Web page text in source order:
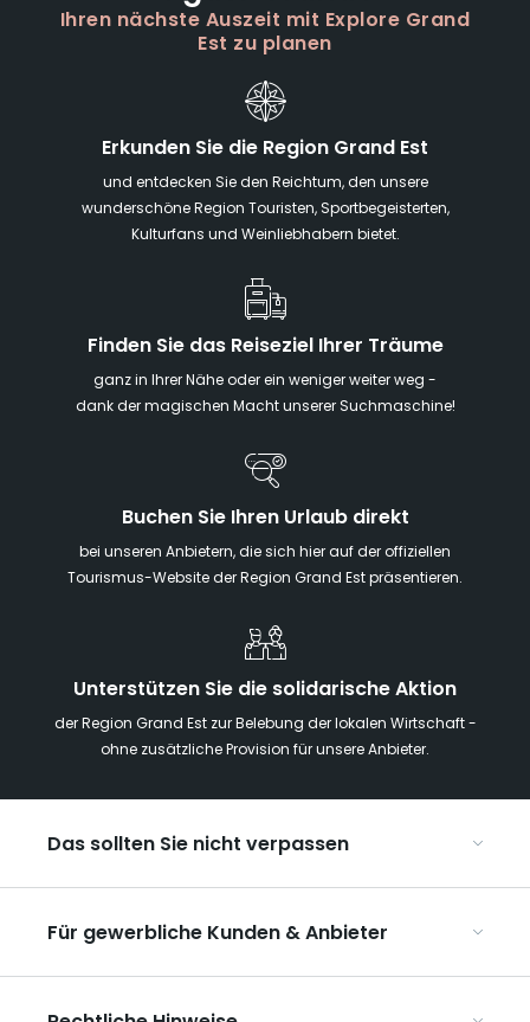
Ihren nächste Auszeit mit Explore Grand
Est zu planen
Erkunden Sie die Region Grand Est
und entdecken Sie den Reichtum, den unsere
wunderschöne Region Touristen, Sportbegeisterten,
Kulturfans und Weinliebhabern bietet.
Finden Sie das Reiseziel Ihrer Träume
ganz in Ihrer Nähe oder ein weniger weiter weg -
dank der magischen Macht unserer Suchmaschine!
Buchen Sie Ihren Urlaub direkt
bei unseren Anbietern, die sich hier auf der offiziellen
Tourismus-Website der Region Grand Est präsentieren.
Unterstützen Sie die solidarische Aktion
der Region Grand Est zur Belebung der lokalen Wirtschaft -
ohne zusätzliche Provision für unsere Anbieter.
Das sollten Sie nicht verpassen
Die Weihnachtsmärkte im Grand Est
Ribeauvillé, zwischen Weinbergen und Bergen
Unsere UNESCO-Welterbestätten
Für gewerbliche Kunden & Anbieter